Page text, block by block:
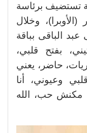
تستضيف برئاسة
(الأوبرا)، وخلال
عبد الباقى بباقة
بفتح قلبي،
حاضر، يعني
وعيوني، أنا
مكنش حب، الله